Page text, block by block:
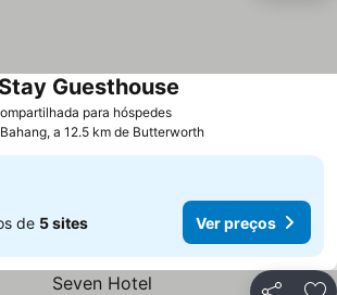
para hóspedes
Guesthouse
a 12.5 km de Butterworth
de 5 sites Ver preços